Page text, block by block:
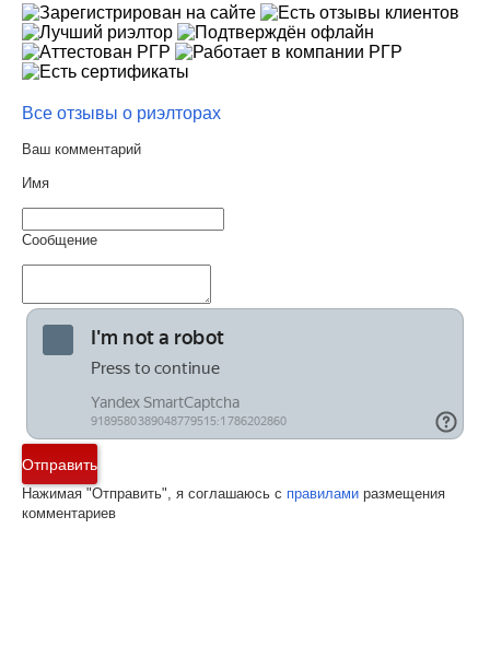
Все отзывы о риэлторах
Ваш комментарий
Имя
Сообщение
Отправить
Нажимая "Отправить", я соглашаюсь с правилами размещения
комментариев